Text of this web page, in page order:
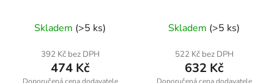
Skladem (>5 ks)
392 Kč bez DPH
474 Kč
Skladem (>5 ks)
522 Kč bez DPH
632 Kč